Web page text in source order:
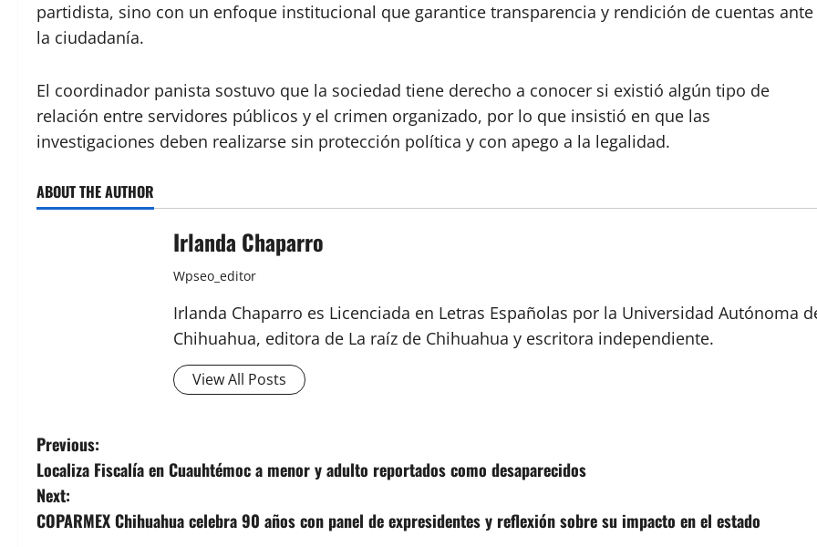
partidista, sino con un enfoque institucional que garantice transparencia y rendición de cuentas ante
la ciudadanía.
El coordinador panista sostuvo que la sociedad tiene derecho a conocer si existió algún tipo de
relación entre servidores públicos y el crimen organizado, por lo que insistió en que las
investigaciones deben realizarse sin protección política y con apego a la legalidad.
ABOUT THE AUTHOR
Irlanda Chaparro
Wpseo_editor
Irlanda Chaparro es Licenciada en Letras Españolas por la Universidad Autónoma
Chihuahua, editora de La raíz de Chihuahua y escritora independiente.
View All Posts
P
o
s
Previous:
Localiza Fiscalía en Cuauhtémoc a menor y adulto reportados como desaparecidos
Next:
COPARMEX Chihuahua celebra 90 años con panel de expresidentes y reflexión sobre su impacto en el estado